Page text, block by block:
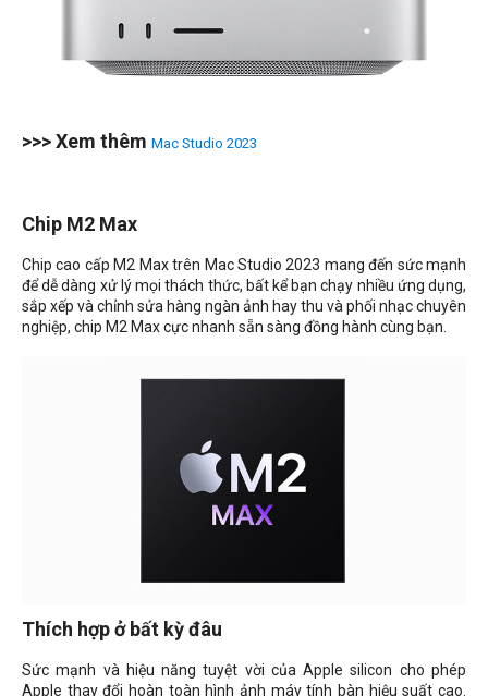
>>> Xem thêm Mac Studio 2023
Chip M2 Max
Chip cao cấp M2 Max trên Mac Studio 2023 mang đến sức mạnh
để dễ dàng xử lý mọi thách thức, bất kể bạn chạy nhiều ứng dụng,
sắp xếp và chỉnh sửa hàng ngàn ảnh hay thu và phối nhạc chuyên
nghiệp, chip M2 Max cực nhanh sẵn sàng đồng hành cùng bạn.
Thích hợp ở bất kỳ đâu
Sức mạnh và hiệu năng tuyệt vời của Apple silicon cho phép
Apple thay đổi hoàn toàn hình ảnh máy tính bàn hiệu suất cao.